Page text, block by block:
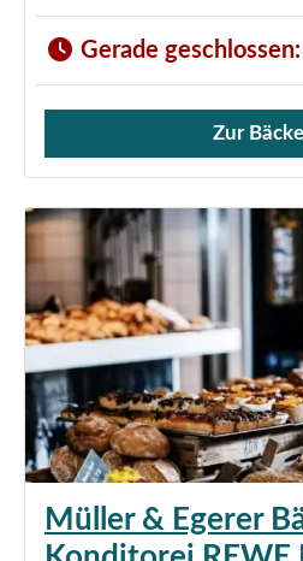
Gerade geschlossen:
Verkauf von Brötchen,
Zur
Müller & Egerer